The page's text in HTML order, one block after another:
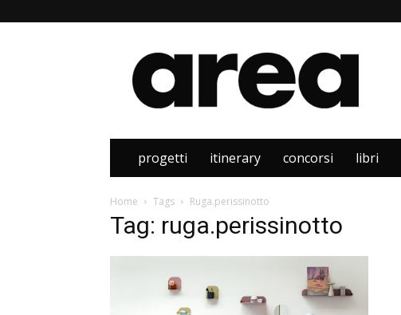
Area
progetti itinerary concorsi libri
Home Tags Ruga.perissinotto
Tag: ruga.perissinotto